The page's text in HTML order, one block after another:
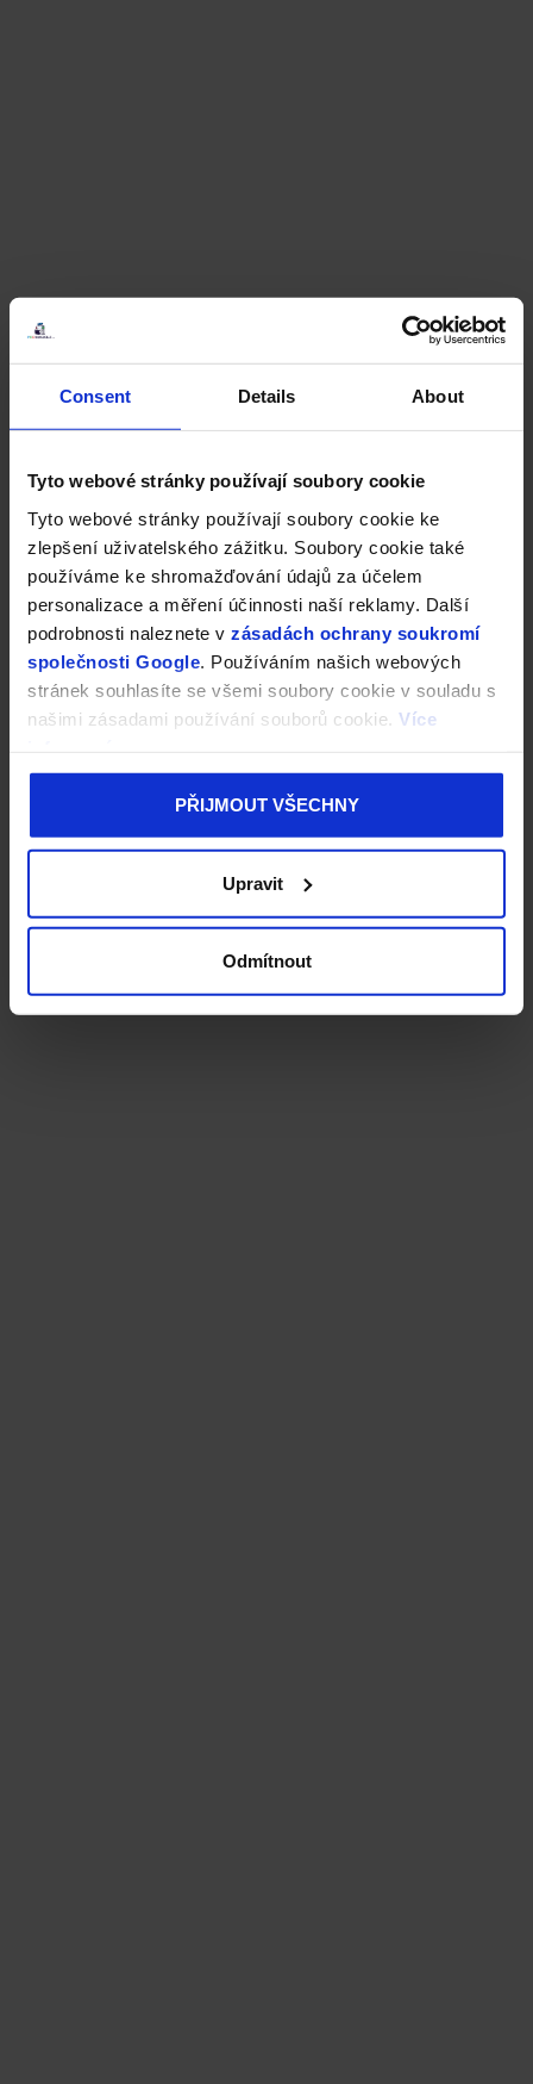
Consent Details About
Tyto webové stránky používají soubory cookie
Tyto webové stránky používají soubory cookie ke
zlepšení uživatelského zážitku. Soubory cookie také
používáme ke shromažďování údajů za účelem
personalizace a měření účinnosti naší reklamy. Další
podrobnosti naleznete v zásadách ochrany soukromí
společnosti Google . Používáním našich webových
stránek souhlasíte se všemi soubory cookie v souladu s
našimi zásadami používání souborů cookie. Více
PŘIJMOUT VŠECHNY
Upravit
Odmítnout